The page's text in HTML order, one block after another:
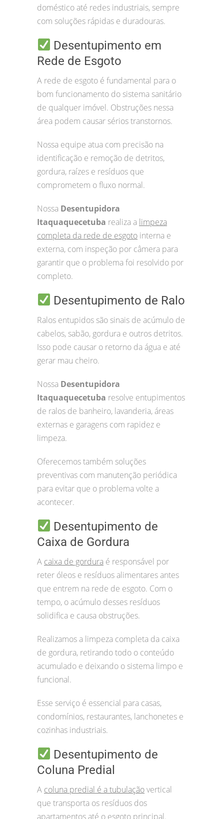
doméstico até redes industriais, sempre
com soluções rápidas e duradouras.
Desentupimento em
Rede de Esgoto
A rede de esgoto é fundamental para o
bom funcionamento do sistema sanitário
de qualquer imóvel. Obstruções nessa
área podem causar sérios transtornos.
Nossa equipe atua com precisão na
identificação e remoção de detritos,
gordura, raízes e resíduos que
comprometem o fluxo normal.
Nossa Desentupidora
Itaquaquecetuba realiza a limpeza
completa da rede de esgoto interna e
externa, com inspeção por câmera para
garantir que o problema foi resolvido por
completo.
Desentupimento de Ralo
Ralos entupidos são sinais de acúmulo de
cabelos, sabão, gordura e outros detritos.
Isso pode causar o retorno da água e até
gerar mau cheiro.
Nossa Desentupidora
Itaquaquecetuba resolve entupimentos
de ralos de banheiro, lavanderia, áreas
externas e garagens com rapidez e
limpeza.
Oferecemos também soluções
preventivas com manutenção periódica
para evitar que o problema volte a
acontecer.
Desentupimento de
Caixa de Gordura
A caixa de gordura é responsável por
reter óleos e resíduos alimentares antes
que entrem na rede de esgoto. Com o
tempo, o acúmulo desses resíduos
solidifica e causa obstruções.
Realizamos a limpeza completa da caixa
de gordura, retirando todo o conteúdo
acumulado e deixando o sistema limpo e
funcional.
Esse serviço é essencial para casas,
condomínios, restaurantes, lanchonetes e
cozinhas industriais.
Desentupimento de
Coluna Predial
A coluna predial é a tubulaçãovertical
que transporta os resíduos dos
apartamentos até o esgoto principal.